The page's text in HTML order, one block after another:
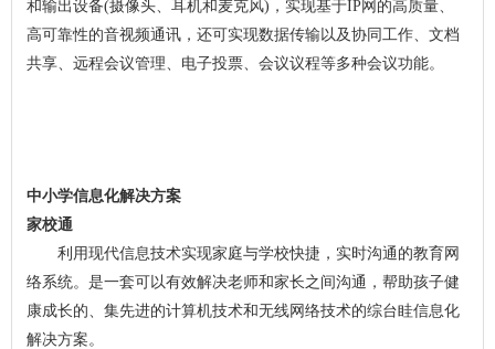
和输出设备(摄像头、耳机和麦克风)，实现基于IP网的高质量、
高可靠性的音视频通讯，还可实现数据传输以及协同工作、文档
共享、远程会议管理、电子投票、会议议程等多种会议功能。
中小学信息化解决方案
家校通
利用现代信息技术实现家庭与学校快捷，实时沟通的教育网
络系统。是一套可以有效解决老师和家长之间沟通，帮助孩子健
康成长的、集先进的计算机技术和无线网络技术的综台眭信息化
解决方案。